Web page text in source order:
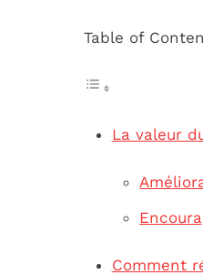
Table of
La valeur
Comment